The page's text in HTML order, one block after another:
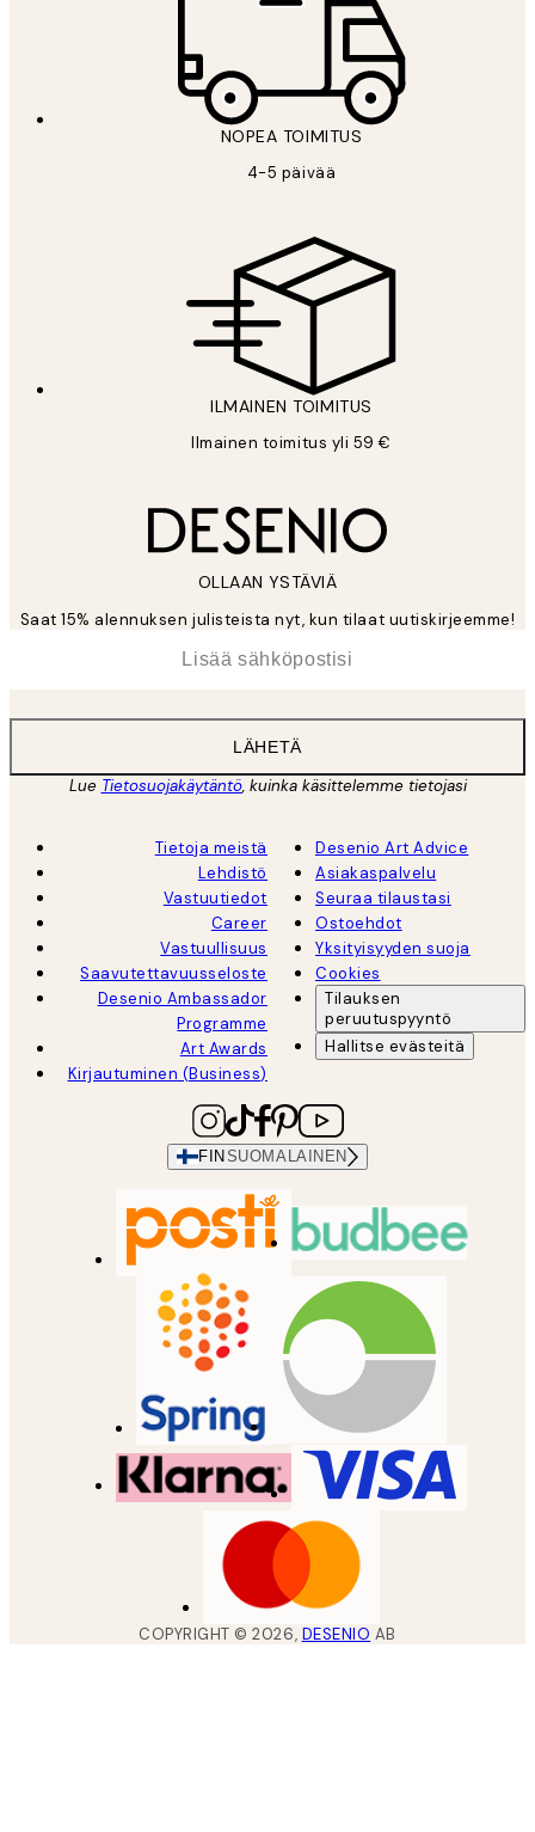
NOPEA TOIMITUS
4-5 päivää
ILMAINEN TOIMITUS
Ilmainen toimitus yli 59 €
OLLAAN YSTÄVIÄ
Saat 15% alennuksen julisteista nyt, kun tilaat uutiskirjeemme!
LÄHETÄ
Lue Tietosuojakäytäntö, kuinka käsittelemme tietojasi
Tietoja meistä
Lehdistö
Vastuutiedot
Career
Vastuullisuus
Saavutettavuusseloste
Desenio Ambassador
Programme
Art Awards
Kirjautuminen (Business)
Desenio Art Advice
Asiakaspalvelu
Seuraa tilaustasi
Ostoehdot
Yksityisyyden suoja
Cookies
Tilauksen
peruutuspyyntö
Hallitse evästeitä
FIN SUOMALAINEN
COPYRIGHT ©2026, DESENIO AB